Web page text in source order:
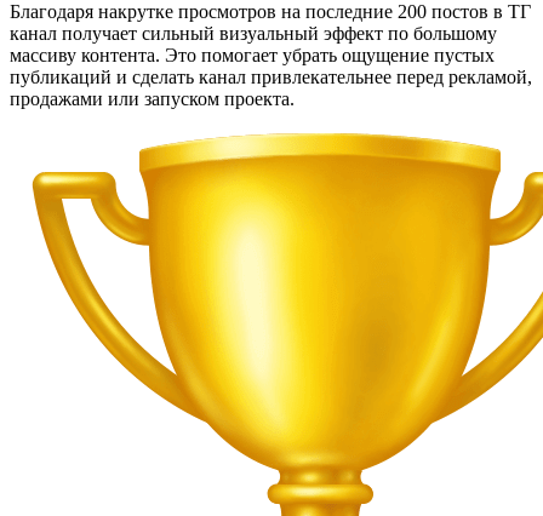
Благодаря накрутке просмотров на последние 200 постов в ТГ
канал получает сильный визуальный эффект по большому
массиву контента. Это помогает убрать ощущение пустых
публикаций и сделать канал привлекательнее перед рекламой,
продажами или запуском проекта.